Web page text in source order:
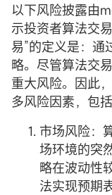
以下风险披露由
示投资者算法交
易”的定义是：通
略。尽管算法交
重大风险。因此
多风险因素，包括
市场风险：
场环境的突
略在波动性
法实现预期